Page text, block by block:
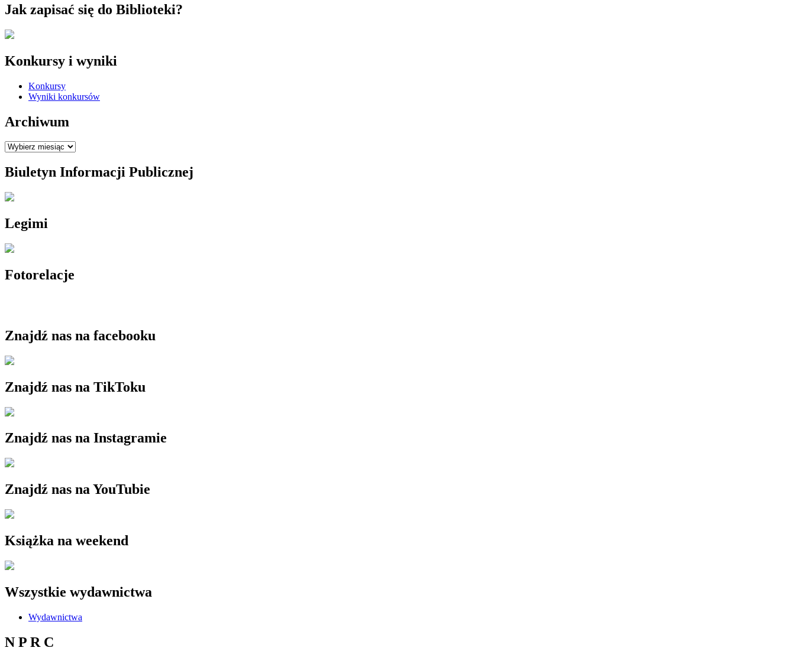
Jak zapisać się do Biblioteki?
Konkursy i wyniki
Konkursy
Wyniki konkursów
Archiwum
Archiwum
Biuletyn Informacji Publicznej
Legimi
Fotorelacje
Znajdź nas na facebooku
Znajdź nas na TikToku
Znajdź nas na Instagramie
Znajdź nas na YouTubie
Książka na weekend
Wszystkie wydawnictwa
Wydawnictwa
N P R C